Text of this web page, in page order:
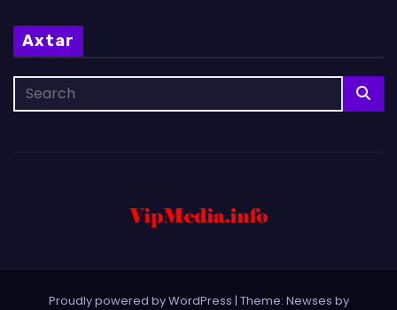
Axtar
Proudly powered by WordPress | Theme: Newses by